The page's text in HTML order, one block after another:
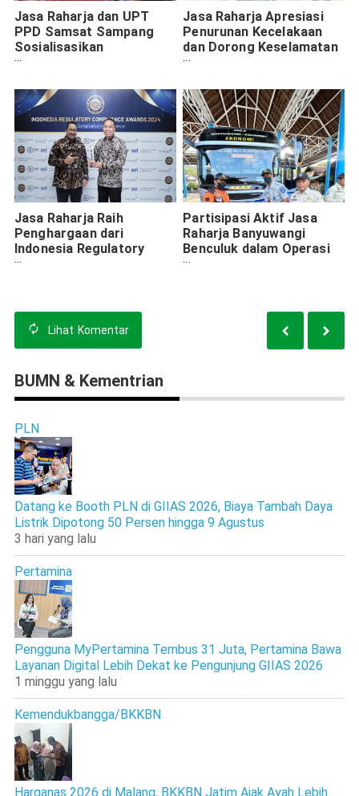
Jasa Raharja dan UPT
PPD Samsat Sampang
Sosialisasikan
Pembayaran Pajak
Channel
Jasa Raharja Apresiasi
Penurunan Kecelakaan
dan Dorong Keselamatan
Lalu Lintas Lewat Pakta
Jasa Raharja Raih
Penghargaan dari
Indonesia Regulatory
Compliance Award 2024
Partisipasi Aktif Jasa
Raharja Banyuwangi
Benculuk dalam Operasi
KESTIB
Lihat Komentar
BUMN & Kementrian
PLN
Datang ke Booth PLN di GIIAS 2026, Biaya Tambah Daya
Listrik Dipotong 50 Persen hingga 9 Agustus
3 hari yang lalu
Pertamina
Pengguna MyPertamina Tembus 31 Juta, Pertamina Bawa
Layanan Digital Lebih Dekat ke Pengunjung GIIAS 2026
1 minggu yang lalu
Kemendukbangga/BKKBN
Harganas 2026 di Malang, BKKBN Jatim Ajak Ayah Lebih